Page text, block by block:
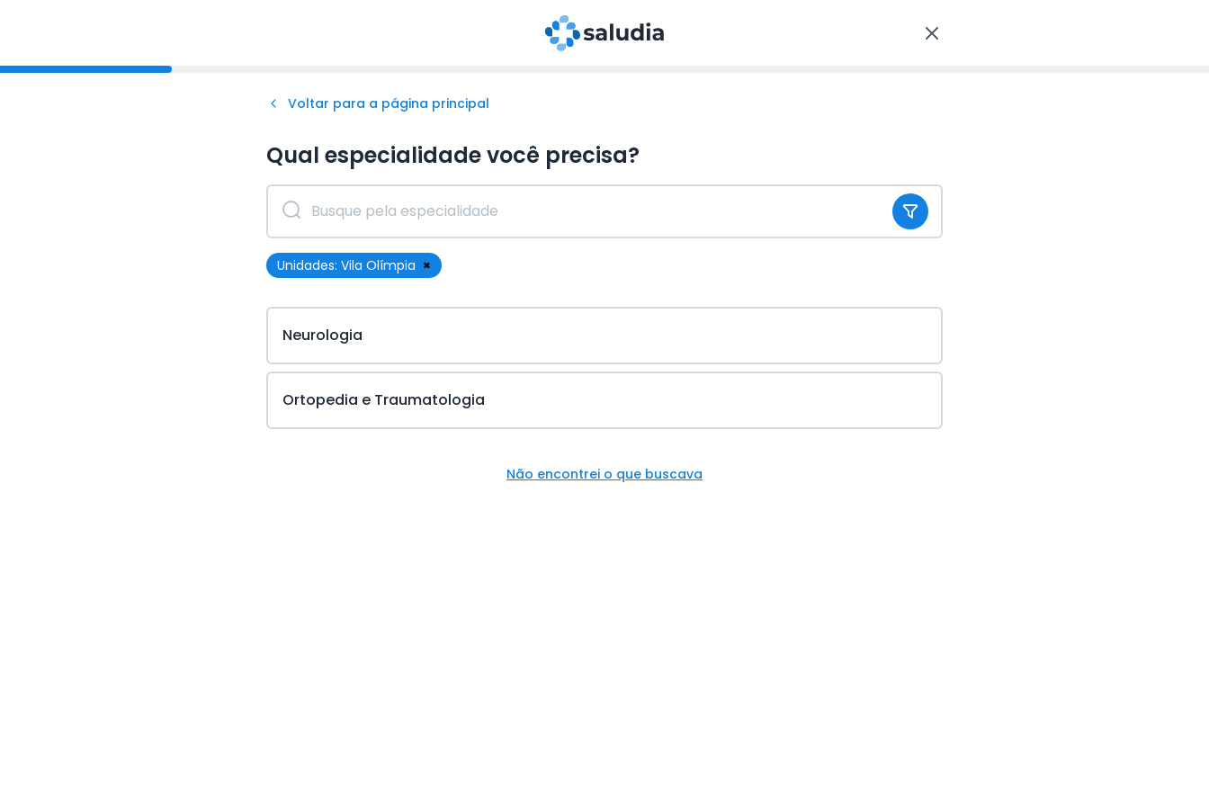
Voltar para a página principal
Qual especialidade você precisa?
Unidades: Vila Olímpia ×
Neurologia
Ortopedia e Traumatologia
Não encontrei o que buscava